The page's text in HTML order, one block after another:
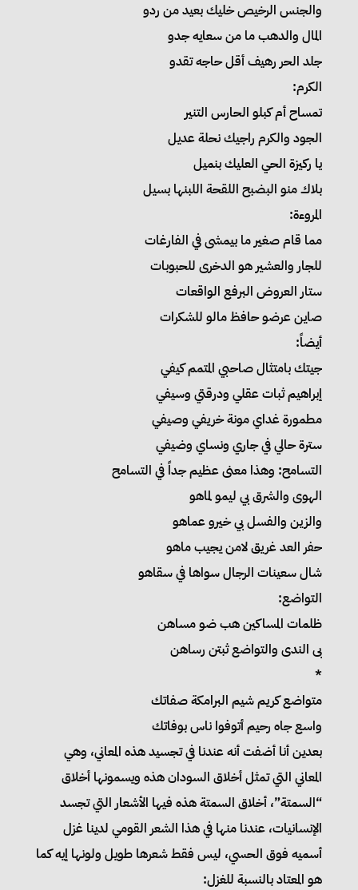
والجنس الرخيص خليك بعيد من ردو
المال والدهب ما من سعايه جدو
جلد الحر رهيف أقل حاجه تقدو
الكرم:
تمساح أم كبلو الحارس التنير
الجود والكرم راجيك نحلة عديل
يا ركيزة الحي العليك بنميل
بلاك منو البضبح اللقحة اللبنها بسيل
المروءة:
مما قام صغير ما بيمشى في الفارغات
للجار والعشير هو الدخرى للحبوبات
ستار العروض البرفع الواقعات
صاين عرضو حافظ مالو للشكرات
أيضاً:
جيتك بامتثال صاحبي المتمم كيفي
إبراهيم ثبات عقلي ودرقتي وسيفي
مطمورة غداي مونة خريفي وصيفي
سترة حالي في جاري ونساي وضيفي
التسامح: وهذا معنى عظيم جداً في التسامح
الهوى والشرق بي ليمو لماهو
والزين والفسل بي خيرو عماهو
حفر العد غريق لامن يجيب ماهو
شال سعينات الرجال سواها في سقاهو
التواضع:
ظلمات المساكين هب ضو مساهن
بى الندى والتواضع ثبتن رساهن
*
متواضع كريم شيم البرامكة صفاتك
واسع جاه رحيم أتوفوا ناس بوفاتك
بعدين أنا أضفت أنه عندنا في تجسيد هذه المعاني، وهي
المعاني التي تمثل أخلاق السودان هذه ويسمونها أخلاق
“السمتة”، أخلاق السمتة هذه فيها الأشعار التي تجسد
الإنسانيات، عندنا منها في هذا الشعر القومي لدينا غزل
أسميه فوق الحسي، ليس فقط شعرها طويل ولونها إيه كما
هو المعتاد بالنسبة للغزل: